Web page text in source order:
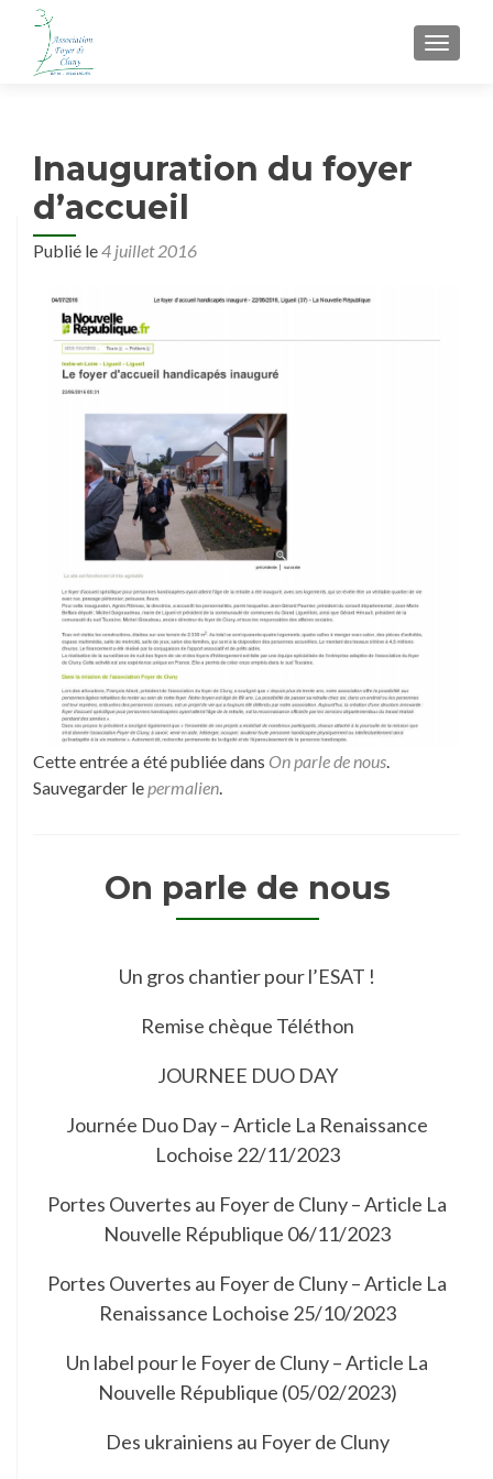
Inauguration du foyer
d’accueil
Publié le4 juillet 2016
Cette entrée a été publiée dans On parle de nous.
Sauvegarder lepermalien.
On parle de nous
Un gros chantier pour l’ESAT !
Remise chèque Téléthon
JOURNEE DUO DAY
Journée Duo Day – Article La Renaissance
Lochoise 22/11/2023
Portes Ouvertes au Foyer de Cluny – Article La
Nouvelle République 06/11/2023
Portes Ouvertes au Foyer de Cluny – Article La
Renaissance Lochoise 25/10/2023
Un label pour le Foyer de Cluny – Article La
Nouvelle République (05/02/2023)
Des ukrainiens au Foyer de Cluny